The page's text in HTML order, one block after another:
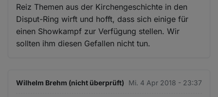
Reiz Themen aus der Kirchengeschichte in den
Disput-Ring wirft und hofft, dass sich einige für
einen Showkampf zur Verfügung stellen. Wir
sollten ihm diesen Gefallen nicht tun.
Wilhelm Brehm (nicht überprüft) Mi. 4 Apr 2018 - 23:37